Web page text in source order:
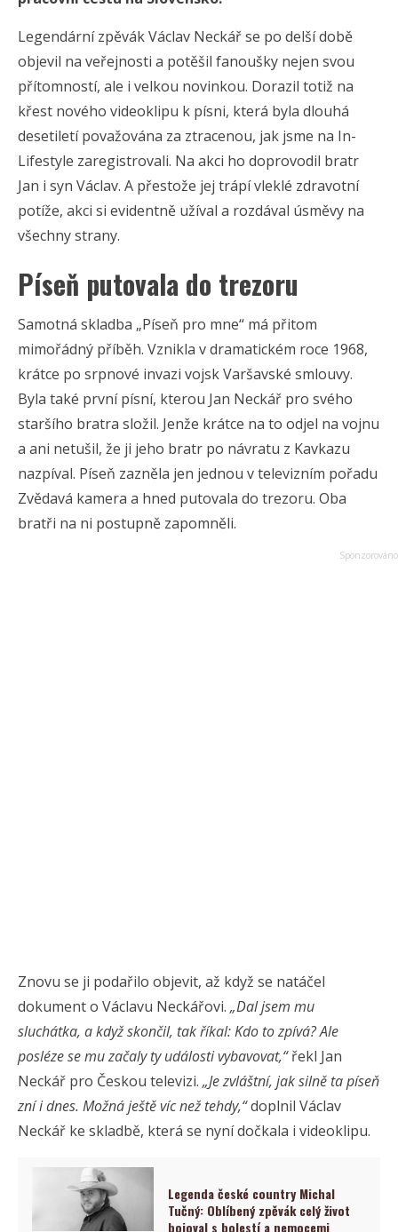
Legendární zpěvák Václav Neckář se po delší době
objevil na veřejnosti a potěšil fanoušky nejen svou
přítomností, ale i velkou novinkou. Dorazil totiž na
křest nového videoklipu k písni, která byla dlouhá
desetiletí považována za ztracenou, jak jsme na In-
Lifestyle zaregistrovali. Na akci ho doprovodil bratr
Jan i syn Václav. A přestože jej trápí vleklé zdravotní
potíže, akci si evidentně užíval a rozdával úsměvy na
všechny strany.
Píseň putovala do trezoru
Samotná skladba „Píseň pro mne“ má přitom
mimořádný příběh. Vznikla v dramatickém roce 1968,
krátce po srpnové invazi vojsk Varšavské smlouvy.
Byla také první písní, kterou Jan Neckář pro svého
staršího bratra složil. Jenže krátce na to odjel na vojnu
a ani netušil, že ji jeho bratr po návratu z Kavkazu
nazpíval. Píseň zazněla jen jednou v televizním pořadu
Zvědavá kamera a hned putovala do trezoru. Oba
bratři na ni postupně zapomněli.
Znovu se ji podařilo objevit, až když se natáčel
dokument o Václavu Neckářovi.„Dal jsem mu
sluchátka, a když skončil, tak říkal: Kdo to zpívá? Ale
posléze se mu začaly ty události vybavovat,“řekl Jan
Neckář pro Českou televizi.„Je zvláštní, jak silně ta píseň
zní i dnes. Možná ještě víc než tehdy,“doplnil Václav
Neckář ke skladbě, která se nyní dočkala i videoklipu.
Legenda české country Michal
Tučný: Oblíbený zpěvák celý život
bojoval s bolestí a nemocemi